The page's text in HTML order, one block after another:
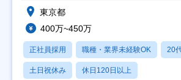
東京都
400万~450万
正社員採用 職種・業界未経験OK 20
土日祝休み 休日120日以上